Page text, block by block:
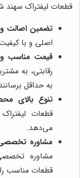
قطعات لیفتراک سهند
تضمین اصالت
اصلی و با
قیمت مناسب و
رقابتی، به
به حداقل
تنوع بالای
قطعات
می‌دهد.
مشاوره
مشاوره
قطعات مناسب